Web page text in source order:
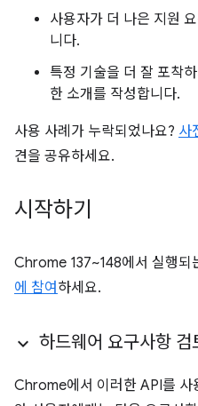
사용자가 더 나은 지원
니다.
특정 기술을 더 잘 포착
한 소개를 작성합니다.
사용 사례가 누락되었나요? 사
견을 공유하세요.
시작하기
Chrome 137~148에서 실행되
에 참여 하세요.
하드웨어 요구사항 검
Chrome에서 이러한 API를 사